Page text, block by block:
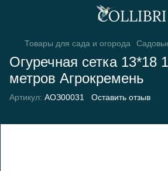
Товары для сада и огорода
Огуречная сетка 13*18
метров Агрокремень
Артикул: АОЗ00031 Оставить отзыв